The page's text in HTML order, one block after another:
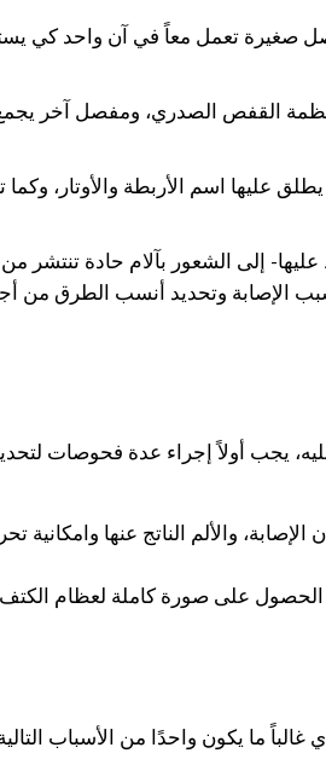
صغيرة تعمل معاً في آن واحد كي
القفص الصدري، ومفصل آخر
عليها اسم الأربطة والأوتار،
إلى الشعور بآلام حادة تنتشر
الإصابة وتحديد أنسب الطرق من
يجب أولاً إجراء عدة فحوصات
والألم الناتج عنها وامكانية
على صورة كاملة لعظام الكتف
ما يكون واحدًا من الأسباب